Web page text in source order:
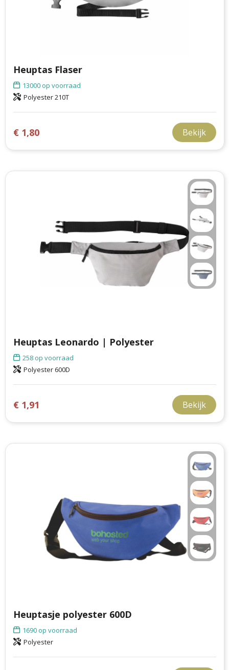
Heuptas Flaser
13000op voorraad
Polyester 210T
€ 1,80 Bekijk
Heuptas Leonardo | Polyester
258op voorraad
Polyester 600D
€ 1,91 Bekijk
Heuptasje polyester 600D
1690op voorraad
Polyester